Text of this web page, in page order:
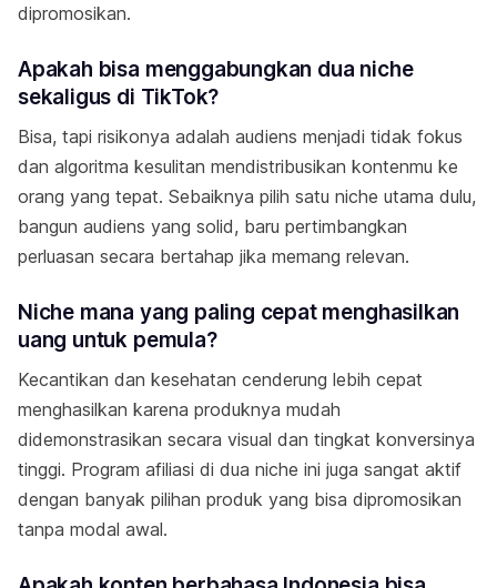
dipromosikan.
Apakah bisa menggabungkan dua niche
sekaligus di TikTok?
Bisa, tapi risikonya adalah audiens menjadi tidak fokus
dan algoritma kesulitan mendistribusikan kontenmu ke
orang yang tepat. Sebaiknya pilih satu niche utama dulu,
bangun audiens yang solid, baru pertimbangkan
perluasan secara bertahap jika memang relevan.
Niche mana yang paling cepat menghasilkan
uang untuk pemula?
Kecantikan dan kesehatan cenderung lebih cepat
menghasilkan karena produknya mudah
didemonstrasikan secara visual dan tingkat konversinya
tinggi. Program afiliasi di dua niche ini juga sangat aktif
dengan banyak pilihan produk yang bisa dipromosikan
tanpa modal awal.